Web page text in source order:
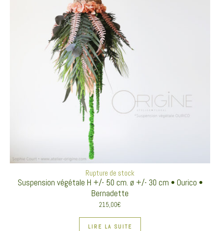
Rupture de stock
Suspension végétale H +/- 50 cm. ø +/- 30 cm • Ourico •
Bernadette
215,00€
LIRE LA SUITE